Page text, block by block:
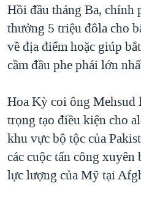
Hồi đầu tháng Ba, chính
thưởng 5 triệu đôla cho
về địa điểm hoặc giúp
cầm đầu phe phái lớn
Hoa Kỳ coi ông Mehsud
trọng tạo điều kiện cho
khu vực bộ tộc của
các cuộc tấn công
lực lượng của Mỹ tại